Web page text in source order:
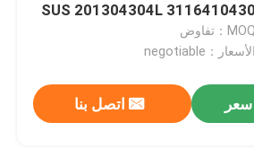
SUS 201304304L 3116410430
ديكور
MOQ：تفاوض
الأسعار：negotiable
اتصل بنا